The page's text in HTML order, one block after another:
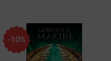
-10%